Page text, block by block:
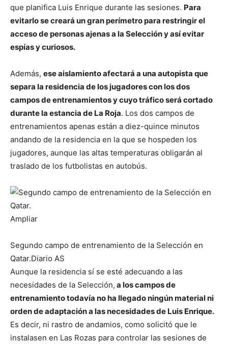
que planifica Luis Enrique durante las sesiones. Para
evitarlo se creará un gran perímetro para restringir el
acceso de personas ajenas a la Selección y así evitar
espías y curiosos.
Además, ese aislamiento afectará a una autopista que
separa la residencia de los jugadores con los dos
campos de entrenamientos y cuyo tráfico será cortado
durante la estancia de La Roja. Los dos campos de
entrenamientos apenas están a diez-quince minutos
andando de la residencia en la que se hospeden los
jugadores, aunque las altas temperaturas obligarán al
traslado de los futbolistas en autobús.
Ampliar
Segundo campo de entrenamiento de la Selección en
Qatar.Diario AS
Aunque la residencia sí se esté adecuando a las
necesidades de la Selección, a los campos de
entrenamiento todavía no ha llegado ningún material ni
orden de adaptación a las necesidades de Luis Enrique.
Es decir, ni rastro de andamios, como solicitó que le
instalasen en Las Rozas para controlar las sesiones de